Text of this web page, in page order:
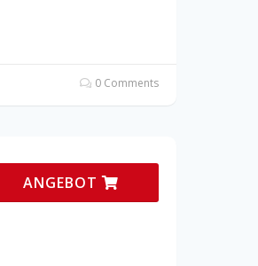
0 Comments
ANGEBOT